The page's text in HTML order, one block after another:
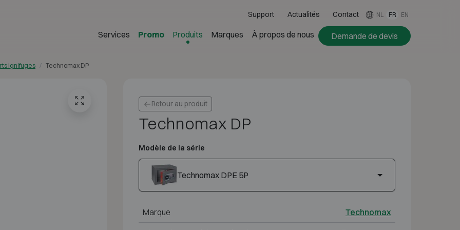
Support Actualités Contact NL FR EN
Services Promo Produits Marques À propos de nous Demande de devis
ignifuges Technomax DP
Retour au produit
Technomax DP
Modèle de la série
Technomax DPE 5P
Marque Technomax